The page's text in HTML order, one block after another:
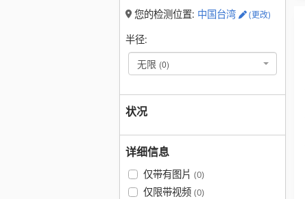
您的检测位置: 中国台湾 (更改)
半径:
无限 (0)
状况
详细信息
仅带有图片 (0)
仅限带视频 (0)